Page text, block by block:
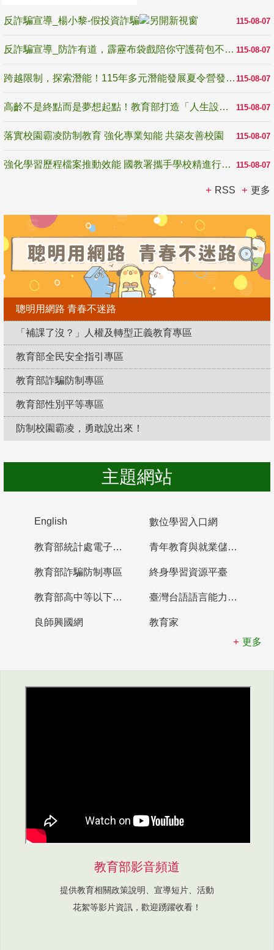
115-08-07
反詐騙宣導_楊小黎-假投資詐騙
115-08-07
反詐騙宣導_防詐有道，霹靂布袋戲陪你守護荷包不受騙
115-08-07
跨越限制，探索潛能！115年多元潛能發展夏令營發掘生命無限可能
115-08-07
高齡不是終點而是夢想起點！教育部打造「人生設計夢工場」 參展第3屆高齡健康產業博覽會
115-08-07
落實校園霸凌防制教育 強化專業知能 共築友善校園
115-08-07
強化學習歷程檔案推動效能 國教署攜手學校精進行政與教學支持
RSS 更多
聰明用網路 青春不迷路
「補課了沒？」人權及轉型正義教育專區
教育部全民安全指引專區
教育部詐騙防制專區
教育部性別平等專區
防制校園霸凌，勇敢說出來！
主題網站
English 數位學習入口網
教育部統計處電子書櫃 青年教育與就業儲蓄帳戶
教育部詐騙防制專區 終身學習資源平臺
教育部高中等以下學校及幼兒園教師資格檢定考試 臺灣台語語言能力認證網站
良師興國網
教育家
更多
教育部影音頻道
提供教育相關政策說明、宣導短片、活動
花絮等影片資訊，歡迎踴躍收看！